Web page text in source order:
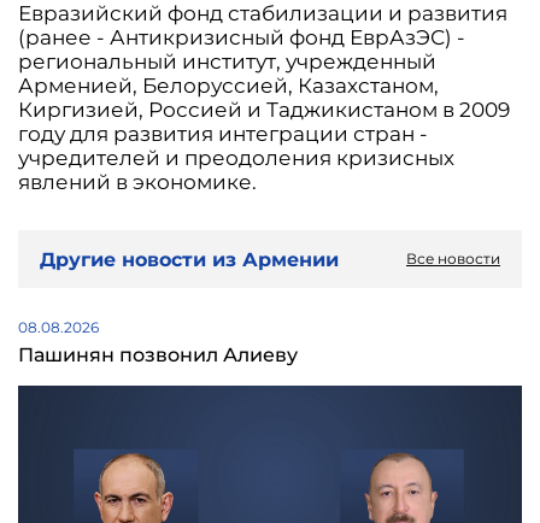
Евразийский фонд стабилизации и развития
(ранее - Антикризисный фонд ЕврАзЭС) -
региональный институт, учрежденный
Арменией, Белоруссией, Казахстаном,
Киргизией, Россией и Таджикистаном в 2009
году для развития интеграции стран -
учредителей и преодоления кризисных
явлений в экономике.
Другие новости из Армении Все новости
08.08.2026
Пашинян позвонил Алиеву